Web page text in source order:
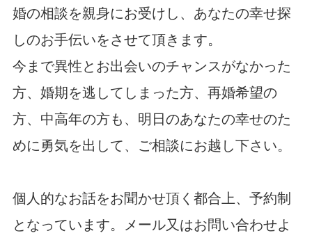
ました。
2025/02/17 ・ブログ更新 ＜仕事と婚活を両立させましょ
う！＞
2025/01/06 謹賀新年 平和で穏やかな幸せ一杯の1年であり
2025/01/01 ・ブログ更新 ＜素敵な1年でありますように！
＞
2024/12/26 ・ブログ更新 ＜驚くほどの積極性＞
2024/11/27 ・ブログ更新 ＜お見合いキャンセルと日程調
整＞
婚の相談を親身にお受けし、あなたの幸せ探
しのお手伝いをさせて頂きます。
今まで異性とお出会いのチャンスがなかった
方、婚期を逃してしまった方、再婚希望の
方、中高年の方も、明日のあなたの幸せのた
めに勇気を出して、ご相談にお越し下さい。
個人的なお話をお聞かせ頂く都合上、予約制
となっています。メール又はお問い合わせよ